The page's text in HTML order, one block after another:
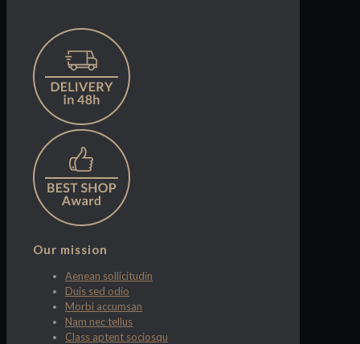
Our mission
Aenean sollicitudin
Duis sed odio
Morbi accumsan
Nam nec tellus
Class aptent sociosqu